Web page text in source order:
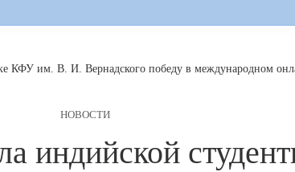
КФУ им. В. И. Вернадского победу в международном
НОВОСТИ
индийской